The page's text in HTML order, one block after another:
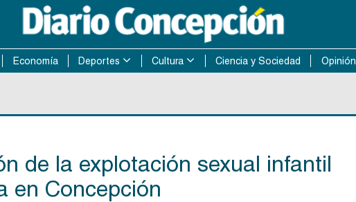
Economía Deportes Cultura Ciencia y Sociedad Opinión
de la explotación sexual infantil
en Concepción